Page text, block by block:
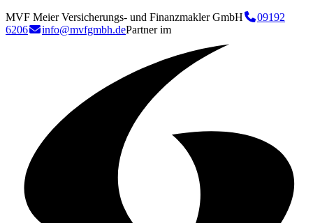
MVF Meier Versicherungs- und Finanzmakler GmbH
09192
6206
info@mvfgmbh.dePartner im